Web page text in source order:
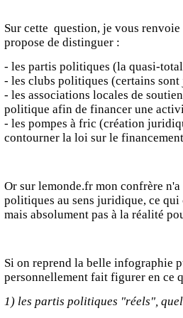
Sur cette question, je vous
propose de distinguer :
- les partis politiques (la quasi-
- les clubs politiques (certains
- les associations locales de
politique afin de financer une
- les pompes à fric (création
contourner la loi sur le
Or sur lemonde.fr mon confrère
politiques au sens juridique, ce
mais absolument pas à la réalité
Si on reprend la belle infographie
personnellement fait figurer en ce
1) les partis politiques "réels",